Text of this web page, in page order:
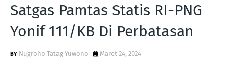
Satgas Pamtas Statis RI-PNG
Yonif 111/KB Di Perbatasan
Nugroho Tatag Yuwono Maret 24, 2024